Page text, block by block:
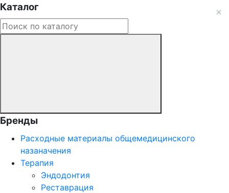
Каталог
Бренды
Расходные материалы общемедицинского
назаначения
Терапия
Эндодонтия
Реставрация